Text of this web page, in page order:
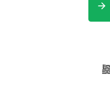
Uncomfortable